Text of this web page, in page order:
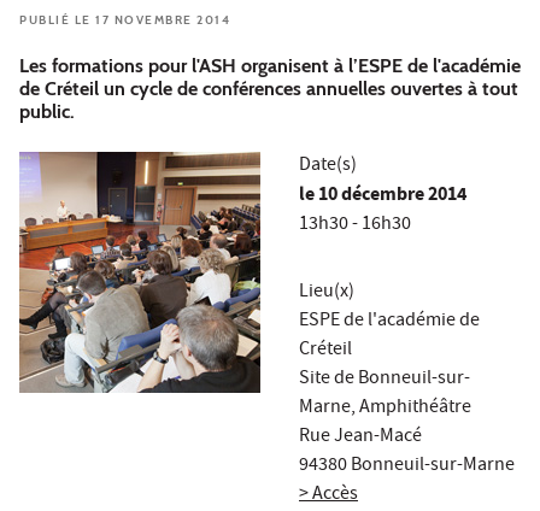
PUBLIÉ LE 17 NOVEMBRE 2014
Les formations pour l'ASH organisent à l’ESPE de l'académie
de Créteil un cycle de conférences annuelles ouvertes à tout
public.
Date(s)
le10 décembre 2014
13h30 - 16h30
Lieu(x)
ESPE de l'académie de
Créteil
Site de Bonneuil-sur-
Marne, Amphithéâtre
Rue Jean-Macé
94380 Bonneuil-sur-Marne
> Accès